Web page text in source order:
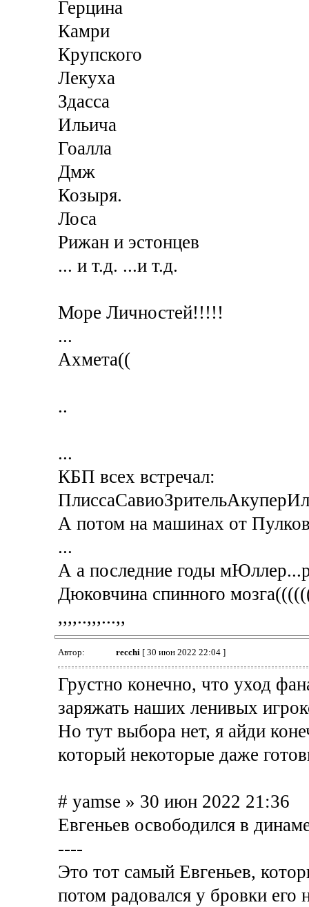
Герцина
Камри
Крупского
Лекуха
Здасса
Ильича
Гоалла
Дмж
Козыря.
Лоса
Рижан и эстонцев
... и т.д. ...и т.д.
Море Личностей!!!!!
...
Ахмета((
..
...
КБП всех встречал:
А потом на машинах от
...
А а последние годы
Дюковчина спинного
,,,,..,,,...,,
Автор: recchi [ 30 июн 2022 22:04 ]
Грустно конечно, что уход
заряжать наших ленивых
Но тут выбора нет, я айди
который некоторые даже
# yamse » 30 июн 2022 21:36
Евгеньев освободился в
----
Это тот самый Евгеньев,
потом радовался у бровки его